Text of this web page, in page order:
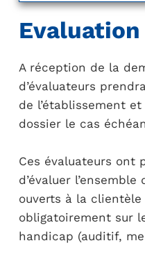
Evaluation
A réception de la
d’évaluateurs
de l’établissement
dossier le cas
Ces évaluateurs ont
d’évaluer
ouverts à la clientèle
obligatoirement sur
handicap (auditif,